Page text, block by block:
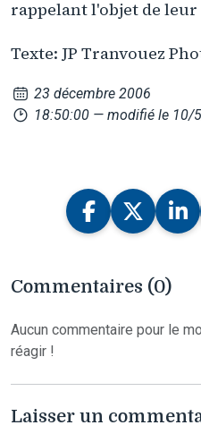
rappelant l'objet de
Texte: JP Tranvouez
23 décembre 2006
18:50:00 — modifié le 10/
Commentaires (0)
Aucun commentaire pour le
réagir !
Laisser un